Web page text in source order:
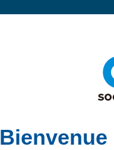
Bienvenue